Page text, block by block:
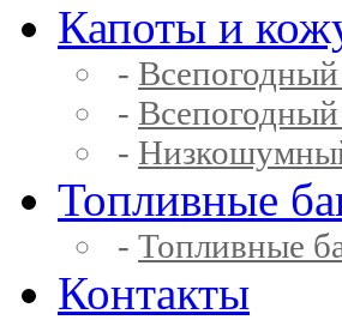
Капоты и
-
-
-
Топливные
- Топливные
Контакты